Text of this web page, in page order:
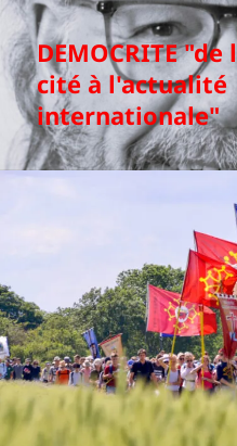
DEMOCRITE
cité à l'actualité
internationale"